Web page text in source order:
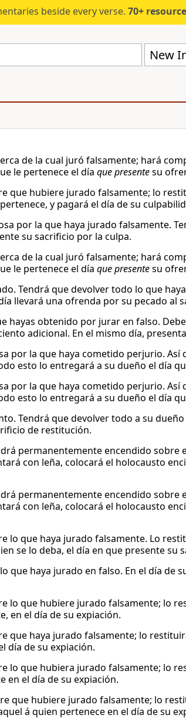
beside every verse. 70+ resources
New
de la cual juró falsamente; hará
le pertenece el día que presentesu
que hubiere jurado falsamente; lo
y pagará el día de su
por la que haya jurado falsamente.
su sacrificio por la culpa.
de la cual juró falsamente; hará
le pertenece el día que presentesu
Tendrá que devolver todo lo que
llevará una ofrenda por su pecado al
hayas obtenido por jurar en falso.
adicional. En el mismo día,
por la que haya cometido perjurio.
esto lo entregará a su dueño el día
por la que haya cometido perjurio.
esto lo entregará a su dueño el día
Tendrá que devolver todo a su
de restitución.
permanentemente encendido sobre
con leña, colocará el holocausto
permanentemente encendido sobre
con leña, colocará el holocausto
lo que haya jurado falsamente. Lo
se lo deba, el día en que presente su
que haya jurado en falso. En el día de
lo que hubiere jurado falsamente; lo
en el día de su expiación.
que haya jurado falsamente; lo
día de su expiación.
lo que hubiera jurado falsamente; lo
en el día de su expiación.
que hubiere jurado falsamente; lo
á quien pertenece en el día de su